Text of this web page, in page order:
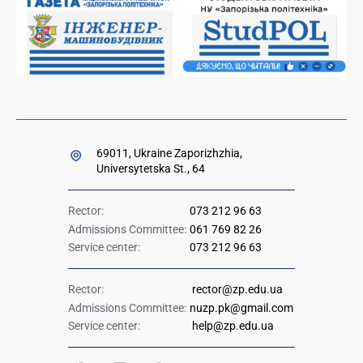
Government hotline 1545
69011, Ukraine Zaporizhzhia,
Universytetska St., 64
Rector:
073 212 96 63
Admissions Committee: 061 769 82 26
Service center:
073 212 96 63
Rector:
rector@zp.edu.ua
Admissions Committee: nuzp.pk@gmail.com
Service center:
help@zp.edu.ua